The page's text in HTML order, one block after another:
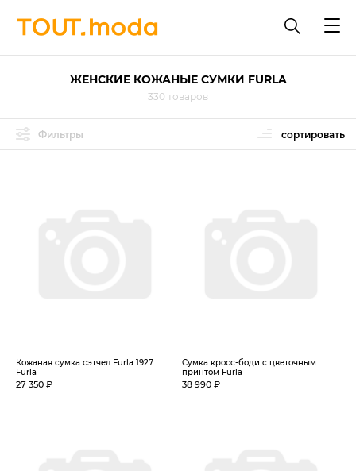
ЖЕНСКИЕ КОЖАНЫЕ СУМКИ FURLA
330 товаров
Фильтры сортировать
Кожаная сумка сэтчел Furla 1927
Furla
27 350 ₽
Сумка кросс-боди с цветочным
принтом Furla
38 990 ₽